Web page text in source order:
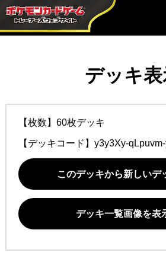
デッキ
【枚数】60枚デッキ
【デッキコード】 y3y3Xy-
このデッキから新しいデ
デッキ一覧画像を表